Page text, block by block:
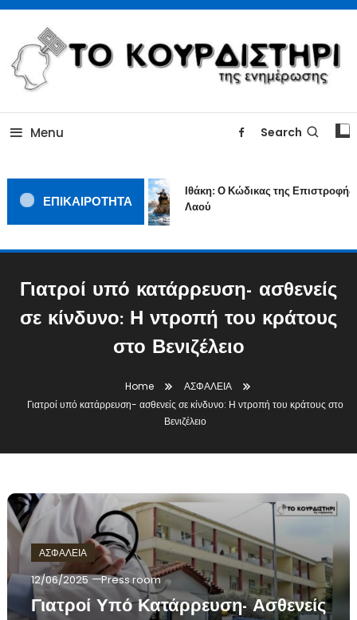
Skip
Content
TOKOURDISTIRI.GR
Menu Search
ΕΠΙΚΑΙΡΟΤΗΤΑ
Ιθάκη: Ο Κώδικας της Επιστροφής
Λαού
Γιατροί υπό κατάρρευση- ασθενείς
σε κίνδυνο: Η ντροπή του κράτους
στο Βενιζέλειο
Home
ΑΣΦΑΛΕΙΑ
Γιατροί υπό κατάρρευση- ασθενείς σε κίνδυνο: Η ντροπή του κράτους στο
Βενιζέλειο
ΑΣΦΑΛΕΙΑ
12/06/2025 Press room
Γιατροί Υπό Κατάρρευση- Ασθενείς